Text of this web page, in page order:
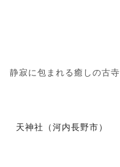
静寂に包まれる癒しの古寺
天神社（河内長野市）